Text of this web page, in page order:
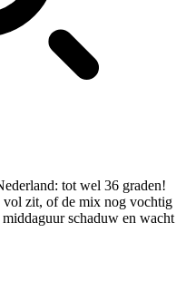
tot wel 36 graden!
vol zit, of de mix nog vochtig
schaduw en wacht